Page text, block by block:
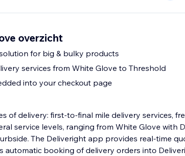
overzicht
for big & bulky products
services from White Glove to Threshold
into your checkout page
of delivery: first-to-final mile delivery services,
The Deliveright app provides real-time
automatic booking of delivery orders into